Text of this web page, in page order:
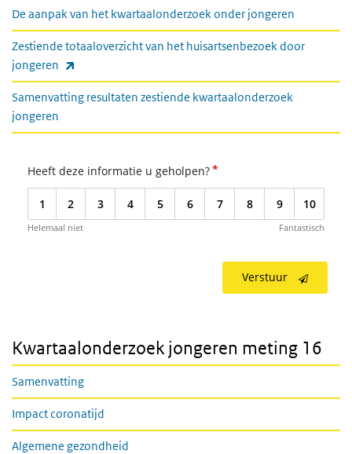
De aanpak van het kwartaalonderzoek onder jongeren
Zestiende totaaloverzicht van het huisartsenbezoek door
jongeren
Samenvatting resultaten zestiende kwartaalonderzoek
jongeren
Heeft deze informatie u geholpen?*
1 2 3 4 5 6 7 8 9 10
Helemaal niet Fantastisch
Verstuur
Kwartaalonderzoek jongeren meting 16
Samenvatting
Impact coronatijd
Algemene gezondheid